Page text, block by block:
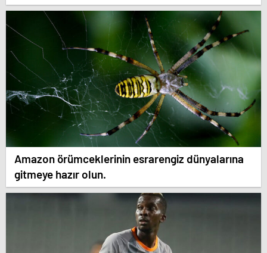
Amazon örümceklerinin esrarengiz dünyalarına
gitmeye hazır olun.